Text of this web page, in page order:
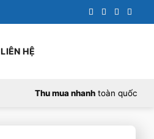
LIÊN HỆ
Thu mua nhanh toàn quốc